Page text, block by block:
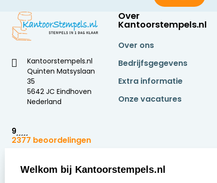
Kantoorstempels.nl
Quinten Matsyslaan
35
5642 JC Eindhoven
Nederland
9
2377 beoordelingen
Over
Kantoorstempels.nl
Over ons
Bedrijfsgegevens
Extra informatie
Onze vacatures
Zakelijk: Klantenservice:
Welkom bij Kantoorstempels.nl